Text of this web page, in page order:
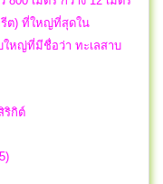
รีต) ที่ใหญ่ที่สุดใน
ใหญ่ที่มีชื่อว่า ทะเลสาบ
ริกิต์